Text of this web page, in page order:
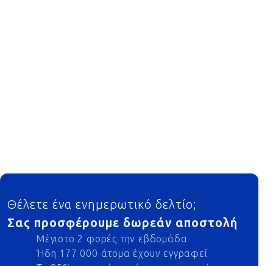
Footer
Θέλετε ένα ενημερωτικό δελτίο;
Σας προσφέρουμε δωρεάν αποστολή
Μέγιστο 2 φορές την εβδομάδα
Ήδη 177 000 άτομα έχουν εγγραφεί